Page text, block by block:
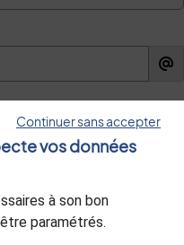
Continuer sans accepter
vos données
à son bon
paramétrés.